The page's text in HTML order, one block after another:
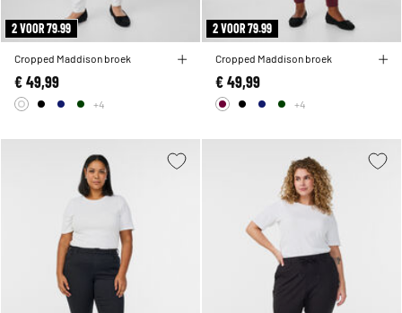
2 VOOR 79.99
Cropped Maddison broek
€ 49,99
+4
2 VOOR 79.99
Cropped Maddison broek
€ 49,99
+4